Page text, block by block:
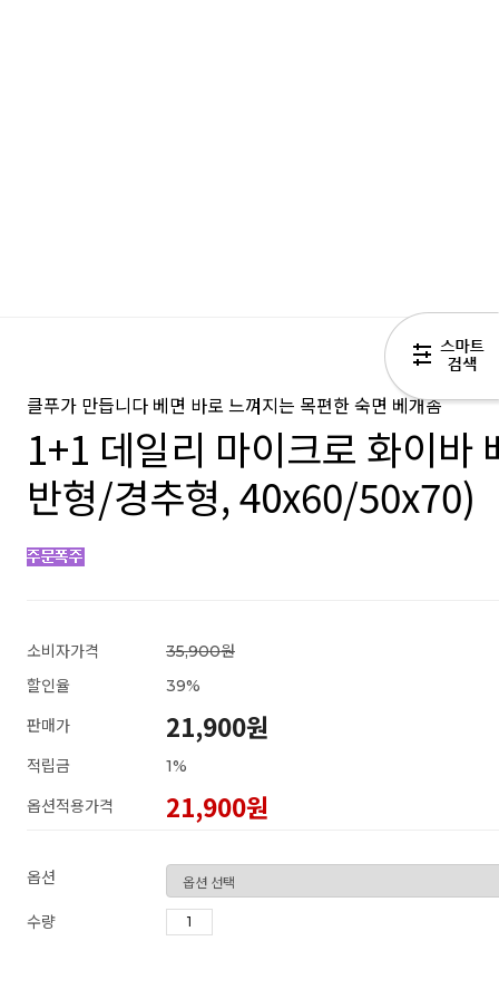
클푸가 만듭니다 베면 바로 느껴지는 목편한 숙면 베개솜
1+1 데일리 마이크로 화이바
반형/경추형, 40x60/50x70)
소비자가격
35,900원
할인율
39%
판매가
21,900원
적립금
1%
옵션적용가격
21,900원
옵션
수량